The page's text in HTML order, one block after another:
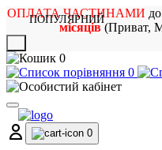
ОПЛАТА ЧАСТИНАМИ до
місяців(Приват,
0
0
0
ПОПУЛЯРНИЙ